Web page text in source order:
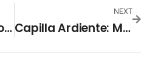
Hombre Muere Ahogado En Una Poza De La Comunidad El Coro
NEXT
Capilla Ardiente: Miles Dan Su Adiós A Benedicto XVI